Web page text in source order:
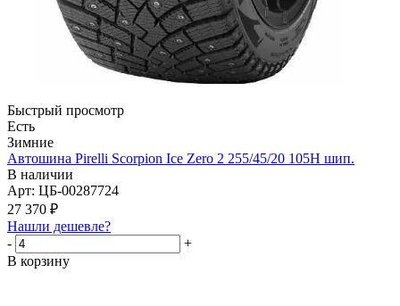
Быстрый просмотр
Есть
Зимние
Автошина Pirelli Scorpion Ice Zero 2 255/45/20 105H шип.
В наличии
Арт: ЦБ-00287724
27 370 ₽
Нашли дешевле?
-
+
В корзину